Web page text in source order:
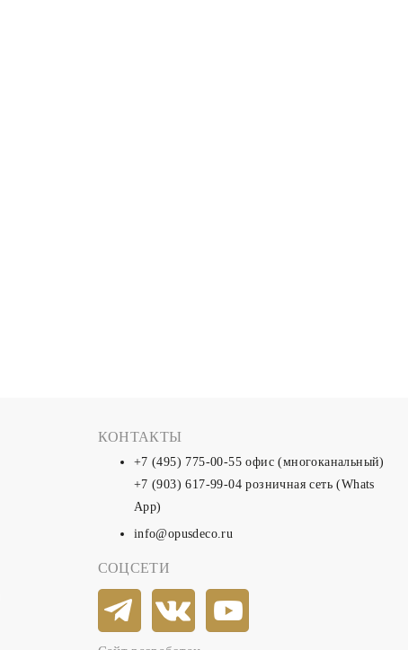
КОНТАКТЫ
+7 (495) 775-00-55 офис (многоканальный)
+7 (903) 617-99-04 розничная сеть (Whats
App)
info@opusdeco.ru
СОЦСЕТИ